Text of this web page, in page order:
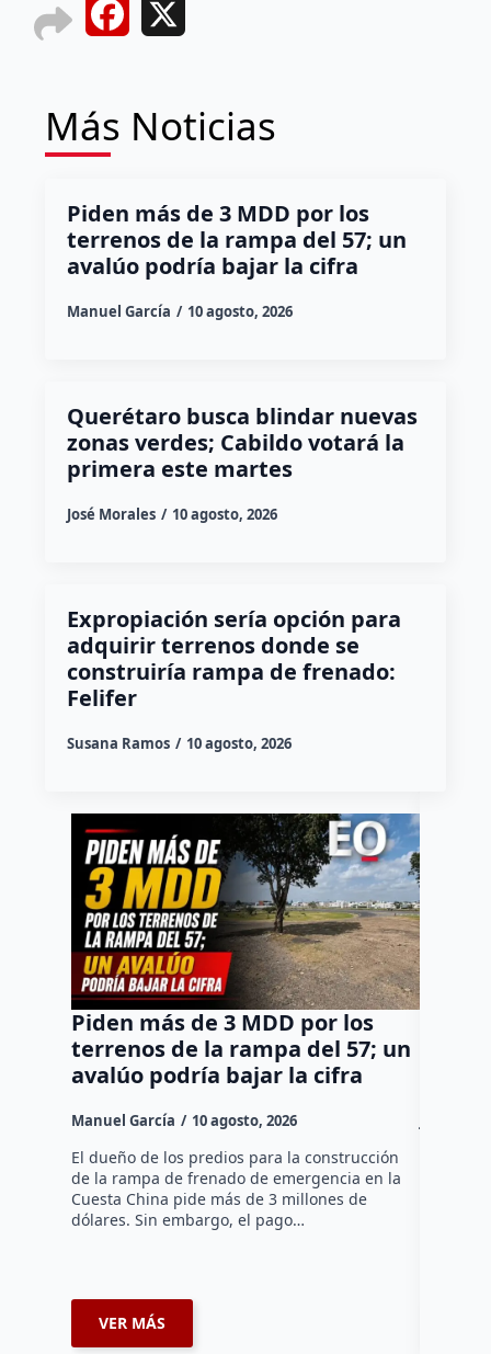
Facebook
Más Noticias
Piden más de 3 MDD por los
terrenos de la rampa del 57; un
avalúo podría bajar la cifra
Manuel García 10 agosto, 2026
Querétaro busca blindar nuevas
zonas verdes; Cabildo votará la
primera este martes
José Morales 10 agosto, 2026
Expropiación sería opción para
adquirir terrenos donde se
construiría rampa de frenado:
Felifer
Susana Ramos 10 agosto, 2026
Piden más de 3 MDD por los
terrenos de la rampa del 57; un
avalúo podría bajar la cifra
Manuel García 10 agosto, 2026
El dueño de los predios para la construcción
de la rampa de frenado de emergencia en la
Cuesta China pide más de 3 millones de
dólares. Sin embargo, el pago…
VER MÁS